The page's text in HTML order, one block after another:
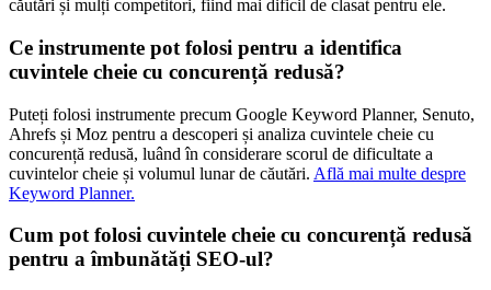
căutări și mulți competitori, fiind mai dificil de clasat pentru ele.
Ce instrumente pot folosi pentru a identifica
cuvintele cheie cu concurență redusă?
Puteți folosi instrumente precum Google Keyword Planner, Senuto,
Ahrefs și Moz pentru a descoperi și analiza cuvintele cheie cu
concurență redusă, luând în considerare scorul de dificultate a
cuvintelor cheie și volumul lunar de căutări. Află mai multe despre
Keyword Planner.
Cum pot folosi cuvintele cheie cu concurență redusă
pentru a îmbunătăți SEO-ul?